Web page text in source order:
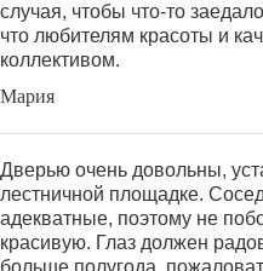
случая, чтобы что-то
что любителям красоты и
коллективом.
Мария
Дверью очень довольны,
лестничной площадке.
адекватные, поэтому не
красивую. Глаз должен
больше полугода,